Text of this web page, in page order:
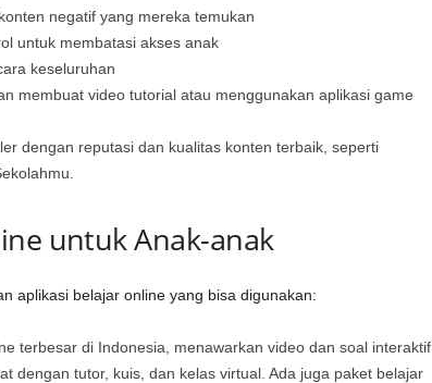
negatif yang mereka temukan
untuk membatasi akses anak
keseluruhan
membuat video tutorial atau menggunakan aplikasi game
dengan reputasi dan kualitas konten terbaik, seperti
untuk Anak-anak
aplikasi belajar online yang bisa digunakan:
terbesar di Indonesia, menawarkan video dan soal interaktif
dengan tutor, kuis, dan kelas virtual. Ada juga paket belajar